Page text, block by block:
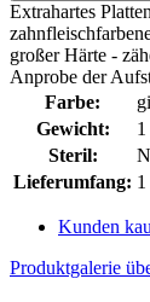
Extrahartes
großer Härte -
Anprobe der
Farbe:
Gewicht:
Steril:
Lieferumfang:
Kunden
Produktgalerie